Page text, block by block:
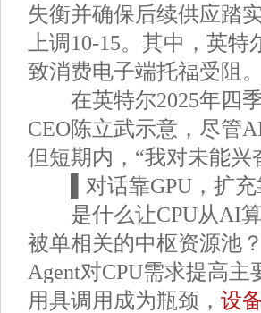
失衡并确保后续供应踏
上调10-15。其中，英
致消费电子端托福受阻。
在英特尔2025年四季
CEO陈立武示意，尽管
但短期内，“我对未能
▌对话靠GPU，扩充
是什么让CPU从AI算
被单相关的中枢资源池
Agent对CPU需求提高
用具调用成为瓶颈， 设